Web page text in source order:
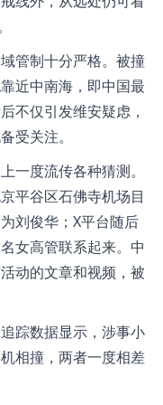
管制十分严格。被撞
近中南海，即中国最
不仅引发维安疑虑，
受关注。
一度流传各种猜测。
平谷区石佛寺机场目
刘俊华；X平台随后
女高管联系起来。中
动的文章和视频，被
踪数据显示，涉事小
相撞，两者一度相差